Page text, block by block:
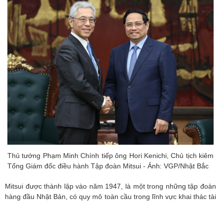
Thủ tướng Phạm Minh Chính tiếp ông Hori Kenichi, Chủ tịch kiêm
Tổng Giám đốc điều hành Tập đoàn Mitsui - Ảnh: VGP/Nhật Bắc
Mitsui được thành lập vào năm 1947, là một trong những tập đoàn
hàng đầu Nhật Bản, có quy mô toàn cầu trong lĩnh vực khai thác tài